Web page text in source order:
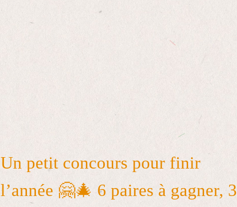
Un petit concours pour finir
l’année 🤗🎄 6 paires à gagner, 3